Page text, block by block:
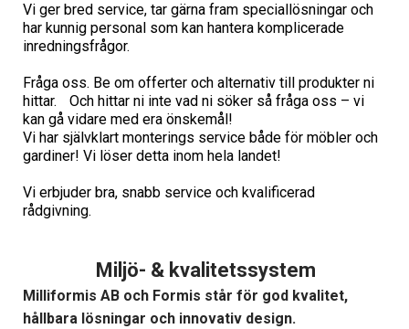
Vi ger bred service, tar gärna fram speciallösningar och
har kunnig personal som kan hantera komplicerade
inredningsfrågor.
Fråga oss. Be om offerter och alternativ till produkter ni
hittar. Och hittar ni inte vad ni söker så fråga oss – vi
kan gå vidare med era önskemål!
Vi har självklart monterings service både för möbler och
gardiner! Vi löser detta inom hela landet!
Vi erbjuder bra, snabb service och kvalificerad
rådgivning.
Miljö- & kvalitetssystem
Milliformis AB och Formis står för god kvalitet,
hållbara lösningar och innovativ design.